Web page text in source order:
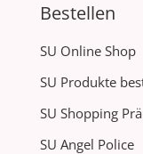
Bestellen
SU Online Shop
SU Produkte
SU Shopping
SU Angel Police